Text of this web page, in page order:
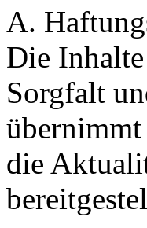
A.
Die
Sorgfalt
die